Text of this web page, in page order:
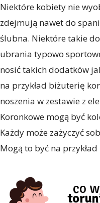
Niektóre kobiety nie
zdejmują nawet do
ślubna. Niektóre takie
ubrania typowo
nosić takich dodatków
na przykład biżuterię
noszenia w zestawie z
Koronkowe mogą być
Każdy może zażyczyć
Mogą to być na